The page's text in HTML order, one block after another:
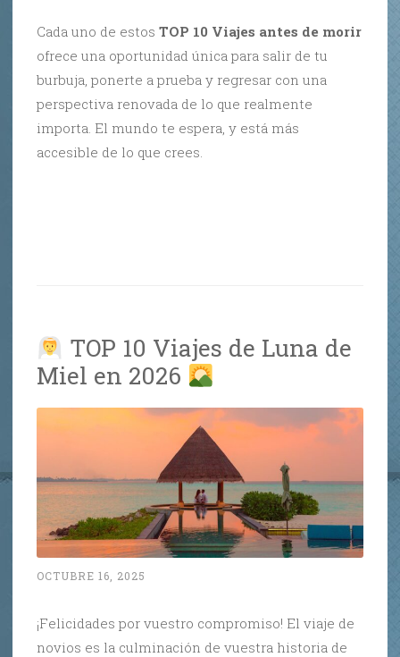
Cada uno de estos TOP 10 Viajes antes de morir
ofrece una oportunidad única para salir de tu
burbuja, ponerte a prueba y regresar con una
perspectiva renovada de lo que realmente
importa. El mundo te espera, y está más
accesible de lo que crees.
TOP 10 Viajes de Luna de
Miel en 2026
OCTUBRE 16, 2025
¡Felicidades por vuestro compromiso! El viaje de
novios es la culminación de vuestra historia de